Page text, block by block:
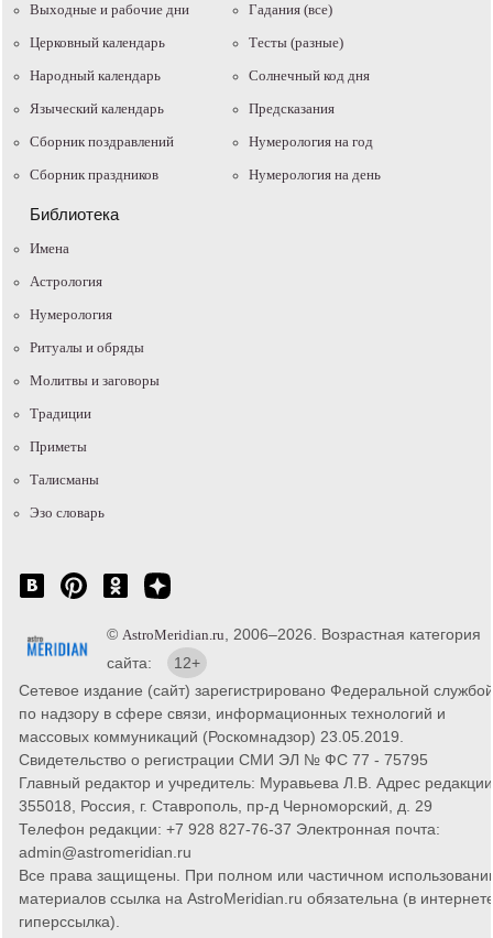
Выходные и рабочие дни
Церковный календарь
Народный календарь
Языческий календарь
Сборник поздравлений
Сборник праздников
Гадания (все)
Тесты (разные)
Солнечный код дня
Предсказания
Нумерология на год
Нумерология на день
Библиотека
Имена
Астрология
Нумерология
Ритуалы и обряды
Молитвы и заговоры
Традиции
Приметы
Талисманы
Эзо словарь
© AstroMeridian.ru, 2006–2026. Возрастная категория
сайта:
12+
Сетевое издание (сайт) зарегистрировано Федеральной службой
по надзору в сфере связи, информационных технологий и
массовых коммуникаций (Роскомнадзор) 23.05.2019.
Свидетельство о регистрации СМИ ЭЛ № ФС 77 - 75795
Главный редактор и учредитель: Муравьева Л.В. Адрес
355018, Россия, г. Ставрополь, пр-д Черноморский, д. 29
Телефон редакции: +7 928 827-76-37 Электронная почта:
admin@astromeridian.ru
Все права защищены. При полном или частичном
материалов ссылка на AstroMeridian.ru обязательна (в
гиперссылка).